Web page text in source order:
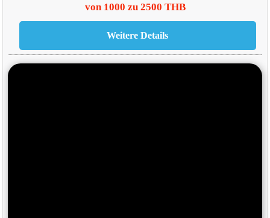
von 1000 zu 2500 THB